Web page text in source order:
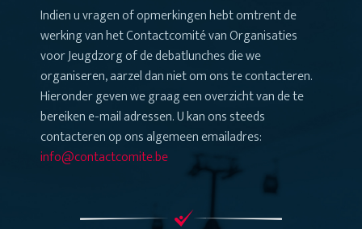
Indien u vragen of opmerkingen hebt omtrent de
werking van het Contactcomité van Organisaties
voor Jeugdzorg of de debatlunches die we
organiseren, aarzel dan niet om ons te contacteren.
Hieronder geven we graag een overzicht van de te
bereiken e-mail adressen. U kan ons steeds
contacteren op ons algemeen emailadres:
info@contactcomite.be